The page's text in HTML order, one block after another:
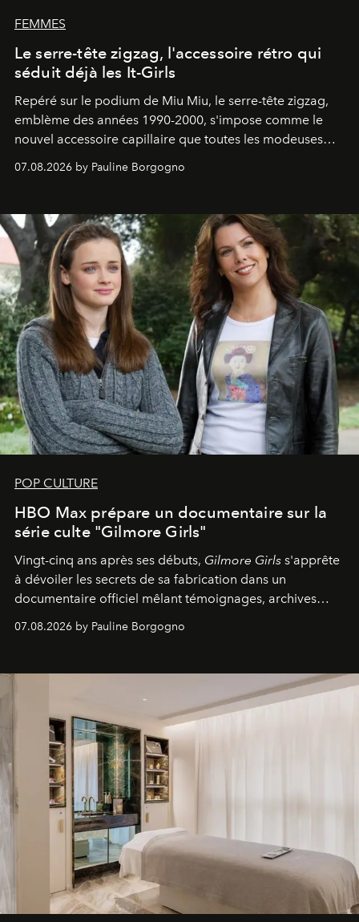
FEMMES
Le serre-tête zigzag, l'accessoire rétro qui
séduit déjà les It-Girls
Repéré sur le podium de Miu Miu, le serre-tête zigzag,
emblème des années 1990-2000, s'impose comme le
nouvel accessoire capillaire que toutes les modeuses
s'arrachent déjà.
07.08.2026 by Pauline Borgogno
POP CULTURE
HBO Max prépare un documentaire sur la
série culte "Gilmore Girls"
Vingt-cinq ans après ses débuts, Gilmore Girls s'apprête
à dévoiler les secrets de sa fabrication dans un
documentaire officiel mêlant témoignages, archives
inédites et plongée dans les coulisses d'un phénomène
générationnel.
07.08.2026 by Pauline Borgogno